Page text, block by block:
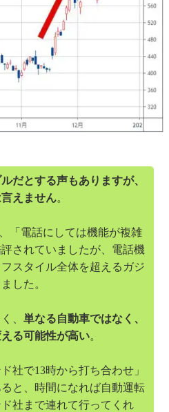
だとする声もありますが、
えません。
「電話にしては機能が複雑
されていましたが、電話機
スタイル全体を超えるガジ
した。
、 単なる自動車ではなく、
る可能性が高い。
社で13時から打ち合わせ」
と、時間になれば自動運転
社まで連れて行ってくれ